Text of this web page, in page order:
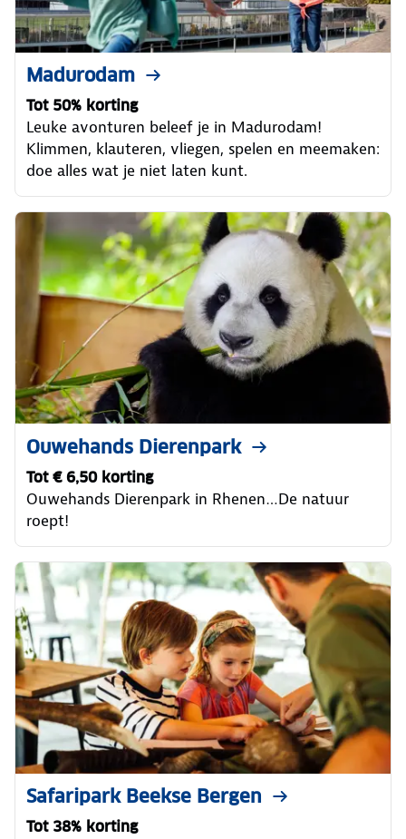
Madurodam
Tot 50% korting
Leuke avonturen beleef je in Madurodam!
Klimmen, klauteren, vliegen, spelen en meemaken:
doe alles wat je niet laten kunt.
Ouwehands Dierenpark
Tot € 6,50 korting
Ouwehands Dierenpark in Rhenen…De natuur
roept!
Safaripark Beekse Bergen
Tot 38% korting